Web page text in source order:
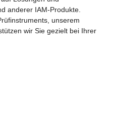
anderer IAM-Produkte.
unserem
wir Sie gezielt bei Ihrer